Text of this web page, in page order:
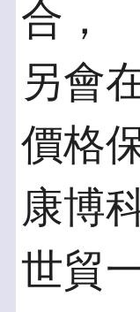
合，
另會
價格
康博
世貿